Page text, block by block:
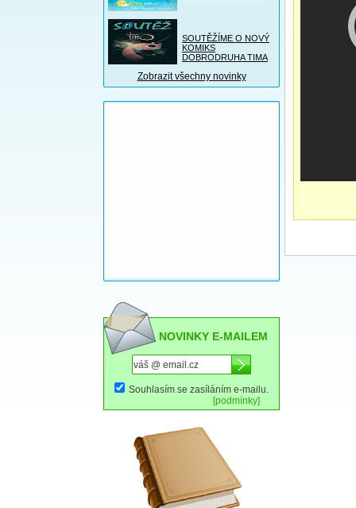
SOUTĚŽÍME O NOVÝ
KOMIKS
DOBRODRUHA TIMA
Zobrazit všechny novinky
NOVINKY E-MAILEM
Souhlasím se zasíláním e-mailu.
[podmínky]